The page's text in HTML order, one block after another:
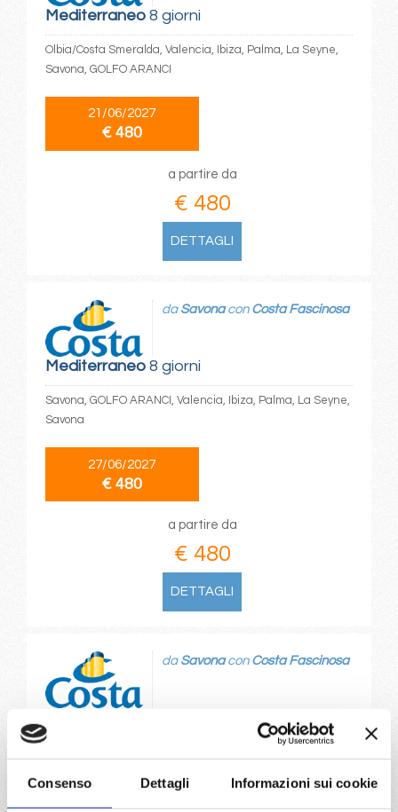
Consenso Dettagli Informazioni sui cookie
Mediterraneo8 giorni
Olbia/Costa Smeralda, Valencia, Ibiza, Palma, La Seyne,
Savona, GOLFO ARANCI
21/06/2027
€ 480
a partire da
€ 480
DETTAGLI
Mediterraneo8 giorni
da Savonacon Costa Fascinosa
Savona, GOLFO ARANCI, Valencia, Ibiza, Palma, La Seyne,
Savona
27/06/2027
€ 480
a partire da
€ 480
DETTAGLI
da Savonacon Costa Fascinosa